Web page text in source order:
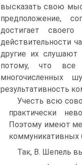
высказать свою
предположение,
достигает
действительности
другие их слушают
потому, что все
многочисленных
результативность
Учесть всю
практически
Поэтому имеют
коммуникативных
Так, В. Шепель